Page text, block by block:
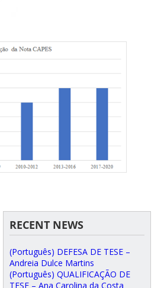
RECENT NEWS
(Português) DEFESA DE TESE –
Andreia Dulce Martins
(Português) QUALIFICAÇÃO DE
TESE – Ana Carolina da Costa